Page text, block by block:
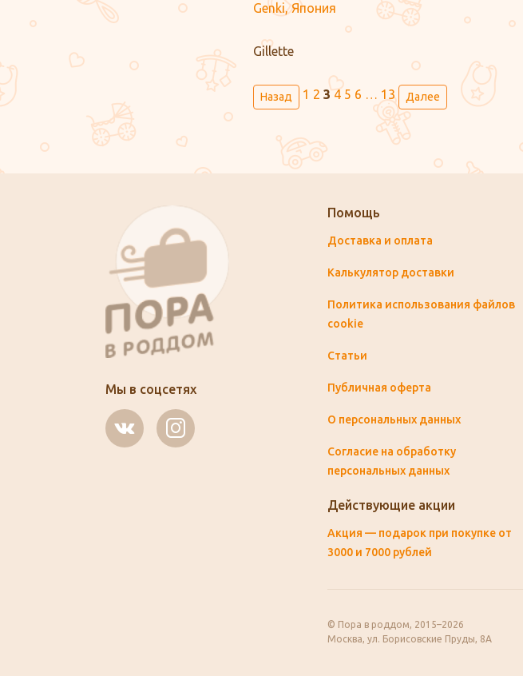
Genki, Япония
Gillette
Назад 1 2 3 4 5 6 … 13 Далее
Мы в соцсетях
Помощь
Доставка и оплата
Калькулятор доставки
Политика использования файлов
cookie
Статьи
Публичная оферта
О персональных данных
Согласие на обработку
персональных данных
Действующие акции
Акция — подарок при покупке от
3000 и 7000 рублей
© Пора в роддом, 2015–2026
Москва, ул. Борисовские Пруды, 8А